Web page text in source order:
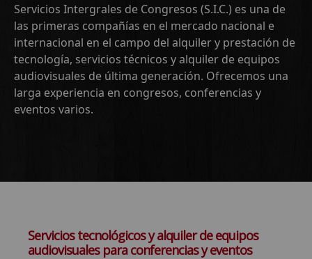
Servicios Intergrales de Congresos (S.I.C.) es una de
las primeras compañías en el mercado nacional e
internacional en el campo del alquiler y prestación de
tecnología, servicios técnicos y alquiler de equipos
audiovisuales de última generación. Ofrecemos una
larga experiencia en congresos, conferencias y
eventos varios.
Servicios tecnológicos y alquiler de equipos
audiovisuales para conferencias y eventos